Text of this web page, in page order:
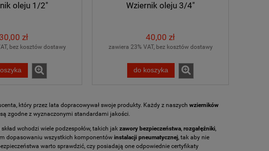
oleju 1/2"
30,00 zł
bez kosztów dostawy
Wziernik oleju 3/4"
40,00 zł
zawiera 23% VAT, bez kosztów dostawy
do koszyka
który przez lata dopracowywał swoje produkty. Każdy z naszych wzierników
zgodne z wyznaczonymi standardami jakości.
wchodzi wiele podzespołów, takich jak zawory bezpieczeństwa, rozgałęźniki,
dopasowaniu wszystkich komponentów instalacji pneumatycznej, tak aby nie
warto sprawdzić, czy posiadają one odpowiednie certyfikaty